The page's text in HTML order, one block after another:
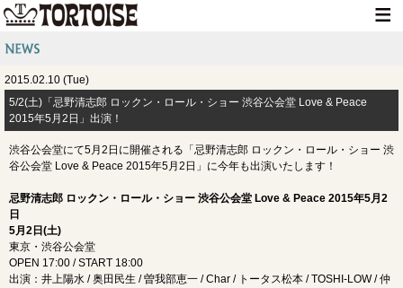
MEDIA INFO
GOODS
2015.02.10 (Tue)
5/2(土)「忌野清志郎 ロックン・ロール・ショー 渋谷公会堂 Love & Peace
2015年5月2日」出演！
渋谷公会堂にて5月2日に開催される「忌野清志郎 ロックン・ロール・ショー 渋
谷公会堂 Love & Peace 2015年5月2日」に今年も出演いたします！
忌野清志郎 ロックン・ロール・ショー 渋谷公会堂 Love & Peace 2015年5月2
日
5月2日(土)
東京・渋谷公会堂
OPEN 17:00 / START 18:00
出演：井上陽水 / 奥田民生 / 曽我部恵一 / Char / トータス松本 / TOSHI-LOW / 仲